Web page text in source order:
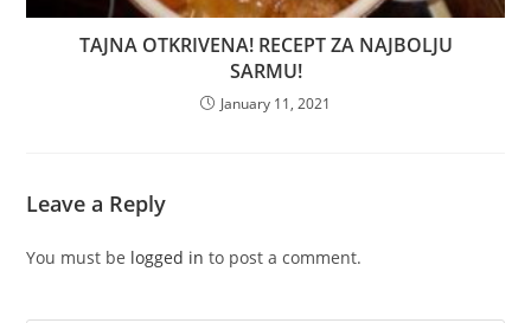
TAJNA OTKRIVENA! RECEPT ZA NAJBOLJU
SARMU!
January 11, 2021
Leave a Reply
You must be logged in to post a comment.